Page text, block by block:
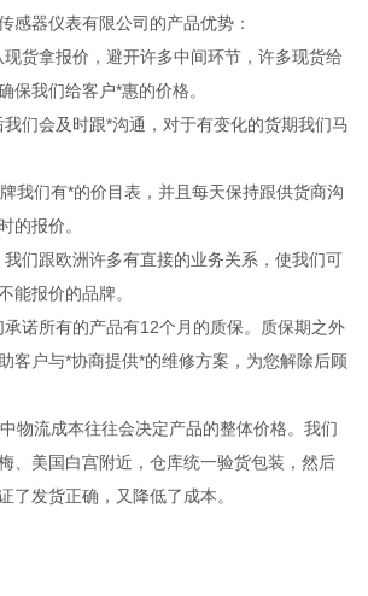
感器仪表有限公司的产品优势：
货拿报价，避开许多中间环节，许多现货给
保我们给客户*惠的价格。
们会及时跟*沟通，对于有变化的货期我们马
我们有*的价目表，并且每天保持跟供货商沟
的报价。
们跟欧洲许多有直接的业务关系，使我们可
能报价的品牌。
诺所有的产品有12个月的质保。质保期之外
客户与*协商提供*的维修方案，为您解除后顾
物流成本往往会决定产品的整体价格。我们
、美国白宫附近，仓库统一验货包装，然后
了发货正确，又降低了成本。